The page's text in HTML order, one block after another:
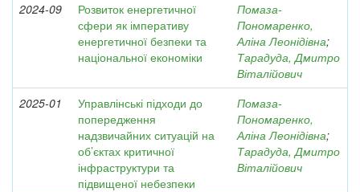
2024-09
Розвиток енергетичної
сфери як імперативу
енергетичної безпеки та
національної економіки
Помаза-
Пономаренко,
Аліна Леонідівна;
Тарадуда, Дмитро
Віталійович
2025-01
Управлінські підходи до
попередження
надзвичайних ситуацій на
об’єктах критичної
інфраструктури та
підвищеної небезпеки
Помаза-
Пономаренко,
Аліна Леонідівна;
Тарадуда, Дмитро
Віталійович